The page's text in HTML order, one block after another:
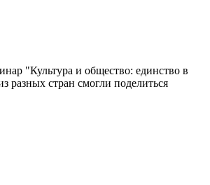
"Культура и общество: единство в
разных стран смогли поделиться